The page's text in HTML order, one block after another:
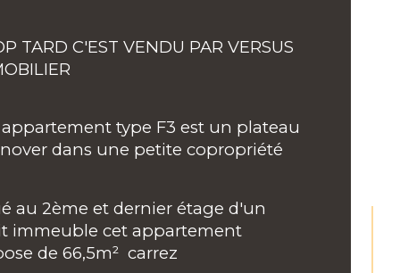
Valeurs
de pièces
de niveaux
TARD C'EST VENDU PAR VERSUS
type F3 est un plateau
dans une petite copropriété
au 2ème et dernier étage d'un
immeuble cet appartement
de 66,5m²  carrez